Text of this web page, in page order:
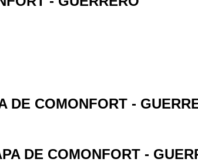
COMONFORT -
DE COMONFORT -